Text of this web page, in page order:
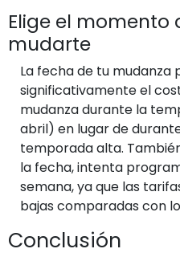
Elige el
mudarte
La fecha de tu
significativamente el
mudanza durante la
abril) en lugar de
temporada alta.
la fecha, intenta
semana, ya que las
bajas comparadas con
Conclusión